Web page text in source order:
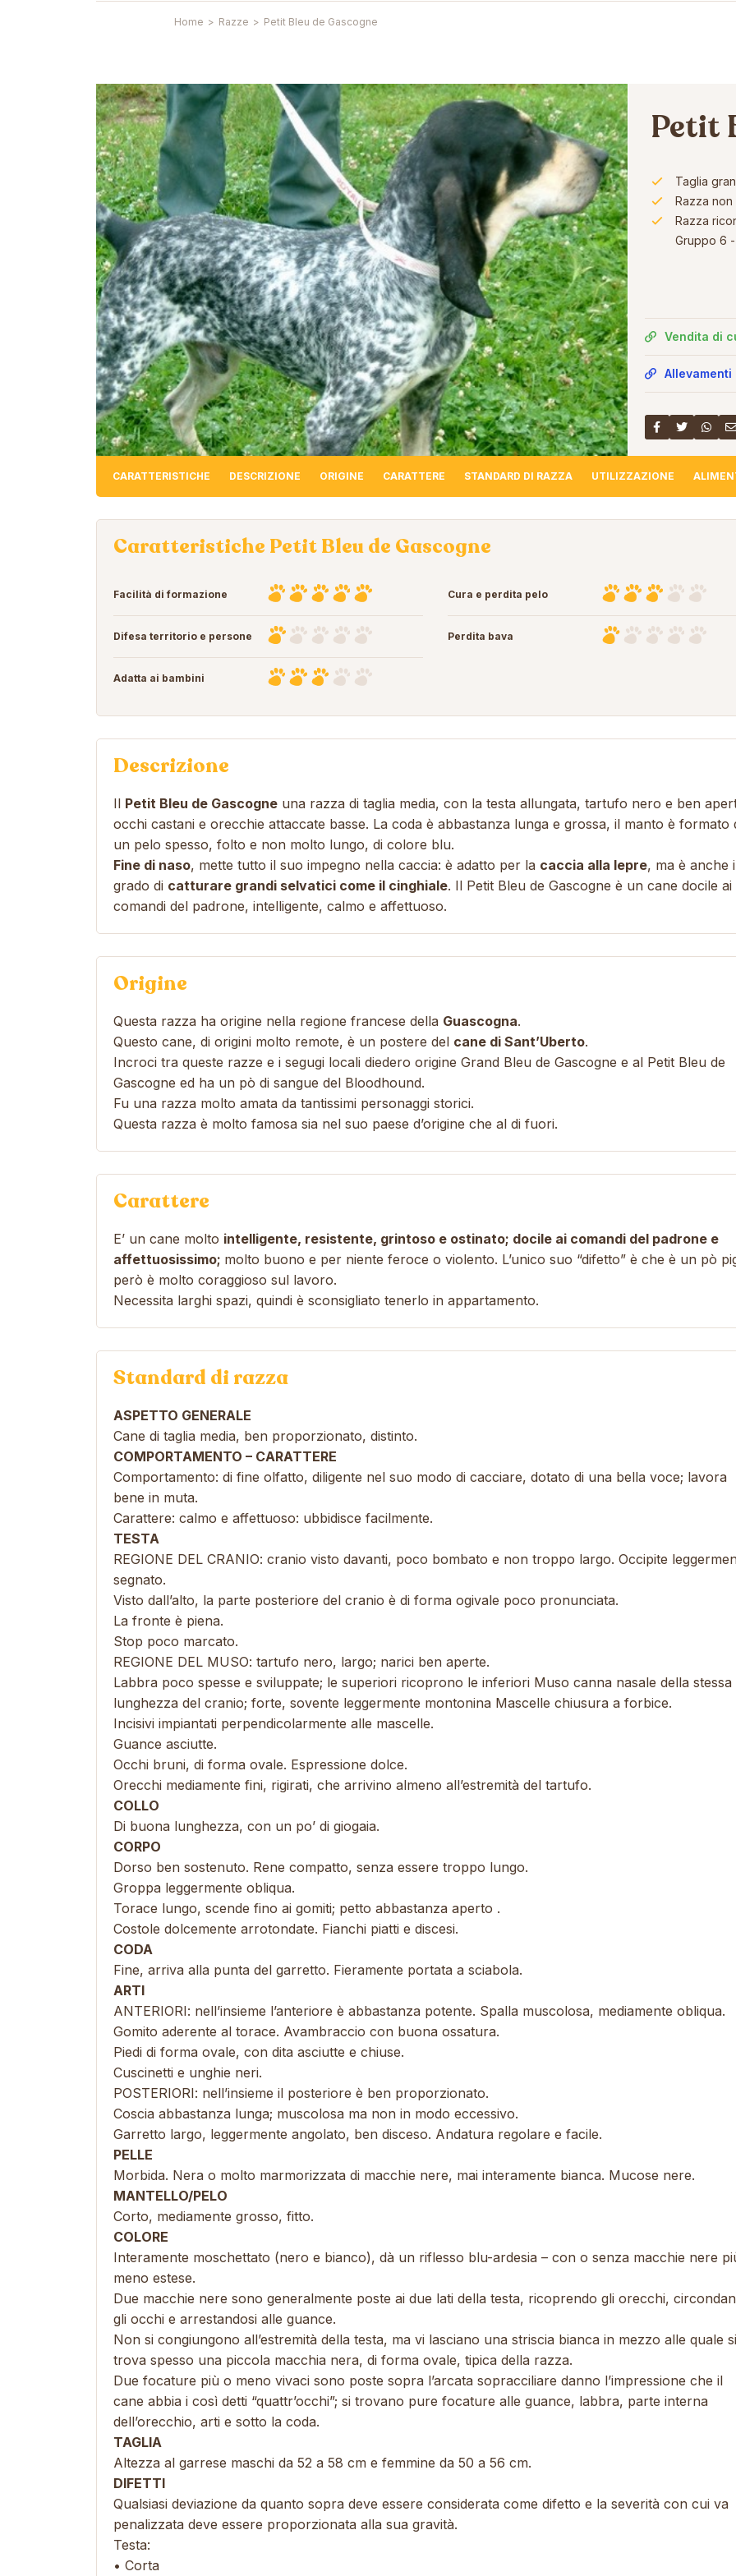
Home > Razze > Petit Bleu de Gascogne
Petit
Taglia
Razza
Razza
Gruppo 6
Vendita di
Allevamenti
CARATTERISTICHE DESCRIZIONE ORIGINE CARATTERE STANDARD DI RAZZA UTILIZZAZIONE
Caratteristiche Petit Bleu de Gascogne
Facilità di formazione
Difesa territorio e persone
Adatta ai bambini
Cura e perdita pelo
Perdita bava
Descrizione
Il Petit Bleu de Gascogne una razza di taglia media, con la testa allungata, tartufo nero e ben
occhi castani e orecchie attaccate basse. La coda è abbastanza lunga e grossa, il manto è formato
un pelo spesso, folto e non molto lungo, di colore blu.
Fine di naso, mette tutto il suo impegno nella caccia: è adatto per la caccia alla lepre, ma è anche
grado di catturare grandi selvatici come il cinghiale. Il Petit Bleu de Gascogne è un cane docile ai
comandi del padrone, intelligente, calmo e affettuoso.
Origine
Questa razza ha origine nella regione francese della Guascogna.
Questo cane, di origini molto remote, è un postere del cane di Sant’Uberto.
Incroci tra queste razze e i segugi locali diedero origine Grand Bleu de Gascogne e al Petit Bleu de
Gascogne ed ha un pò di sangue del Bloodhound.
Fu una razza molto amata da tantissimi personaggi storici.
Questa razza è molto famosa sia nel suo paese d’origine che al di fuori.
Carattere
E’ un cane molto intelligente, resistente, grintoso e ostinato; docile ai comandi del padrone e
affettuosissimo; molto buono e per niente feroce o violento. L’unico suo “difetto” è che è un pò
però è molto coraggioso sul lavoro.
Necessita larghi spazi, quindi è sconsigliato tenerlo in appartamento.
Standard di razza
ASPETTO GENERALE
Cane di taglia media, ben proporzionato, distinto.
COMPORTAMENTO – CARATTERE
Comportamento: di fine olfatto, diligente nel suo modo di cacciare, dotato di una bella voce; lavora
bene in muta.
Carattere: calmo e affettuoso: ubbidisce facilmente.
TESTA
REGIONE DEL CRANIO: cranio visto davanti, poco bombato e non troppo largo. Occipite
segnato.
Visto dall’alto, la parte posteriore del cranio è di forma ogivale poco pronunciata.
La fronte è piena.
Stop poco marcato.
REGIONE DEL MUSO: tartufo nero, largo; narici ben aperte.
Labbra poco spesse e sviluppate; le superiori ricoprono le inferiori Muso canna nasale della stessa
lunghezza del cranio; forte, sovente leggermente montonina Mascelle chiusura a forbice.
Incisivi impiantati perpendicolarmente alle mascelle.
Guance asciutte.
Occhi bruni, di forma ovale. Espressione dolce.
Orecchi mediamente fini, rigirati, che arrivino almeno all’estremità del tartufo.
COLLO
Di buona lunghezza, con un po’ di giogaia.
CORPO
Dorso ben sostenuto. Rene compatto, senza essere troppo lungo.
Groppa leggermente obliqua.
Torace lungo, scende fino ai gomiti; petto abbastanza aperto .
Costole dolcemente arrotondate. Fianchi piatti e discesi.
CODA
Fine, arriva alla punta del garretto. Fieramente portata a sciabola.
ARTI
ANTERIORI: nell’insieme l’anteriore è abbastanza potente. Spalla muscolosa, mediamente obliqua.
Gomito aderente al torace. Avambraccio con buona ossatura.
Piedi di forma ovale, con dita asciutte e chiuse.
Cuscinetti e unghie neri.
POSTERIORI: nell’insieme il posteriore è ben proporzionato.
Coscia abbastanza lunga; muscolosa ma non in modo eccessivo.
Garretto largo, leggermente angolato, ben disceso. Andatura regolare e facile.
PELLE
Morbida. Nera o molto marmorizzata di macchie nere, mai interamente bianca. Mucose nere.
MANTELLO/PELO
Corto, mediamente grosso, fitto.
COLORE
Interamente moschettato (nero e bianco), dà un riflesso blu-ardesia – con o senza macchie nere
meno estese.
Due macchie nere sono generalmente poste ai due lati della testa, ricoprendo gli orecchi,
gli occhi e arrestandosi alle guance.
Non si congiungono all’estremità della testa, ma vi lasciano una striscia bianca in mezzo alle quale si
trova spesso una piccola macchia nera, di forma ovale, tipica della razza.
Due focature più o meno vivaci sono poste sopra l’arcata sopracciliare danno l’impressione che il
cane abbia i così detti “quattr’occhi”; si trovano pure focature alle guance, labbra, parte interna
dell’orecchio, arti e sotto la coda.
TAGLIA
Altezza al garrese maschi da 52 a 58 cm e femmine da 50 a 56 cm.
DIFETTI
Qualsiasi deviazione da quanto sopra deve essere considerata come difetto e la severità con cui va
penalizzata deve essere proporzionata alla sua gravità.
Testa:
• Corta